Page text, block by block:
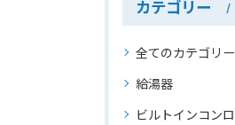
カテゴリー
全てのカテゴリー
給湯器
ビルトインコンロ